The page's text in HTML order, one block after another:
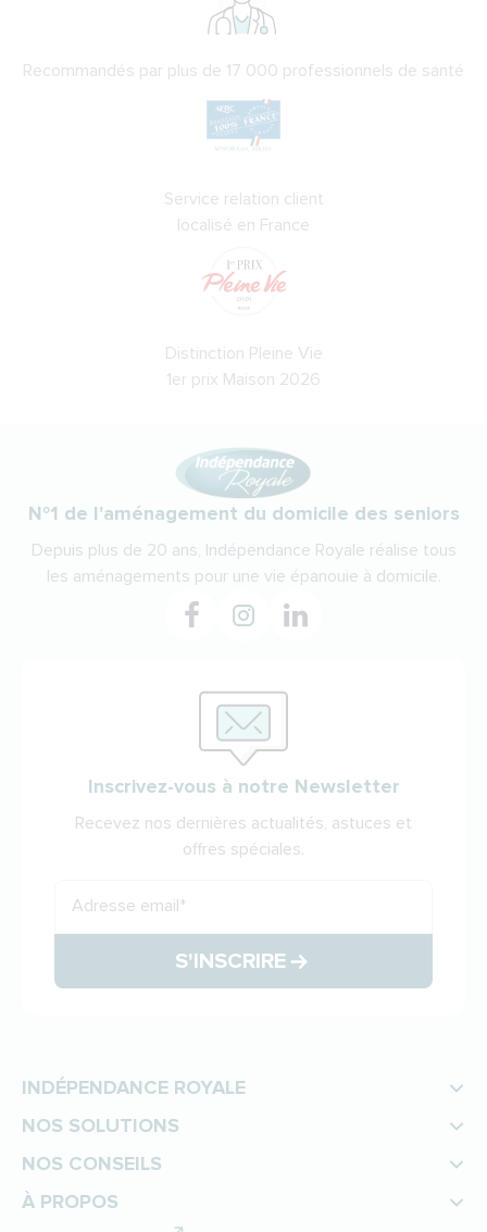
Recommandés par plus de 17 000 professionnels de santé
Service relation client
localisé en France
Distinction Pleine Vie
1er prix Maison 2026
N°1 de l'aménagement du domicile des seniors
Depuis plus de 20 ans, Indépendance Royale réalise tous
les aménagements pour une vie épanouie à domicile.
Inscrivez-vous à notre Newsletter
Recevez nos dernières actualités, astuces et
offres spéciales.
Adresse email*
S'INSCRIRE
INDÉPENDANCE ROYALE
NOS SOLUTIONS
NOS CONSEILS
À PROPOS